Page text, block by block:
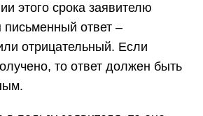
этого срока заявителю
ответ –
отрицательный. Если
то ответ должен быть